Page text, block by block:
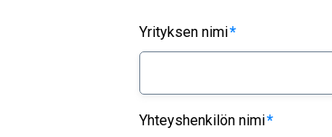
Yrityksen nimi*
Yhteyshenkilön nimi*